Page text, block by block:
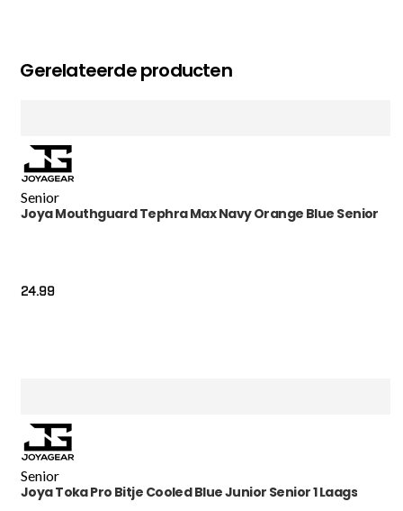
Gerelateerde producten
Senior
Joya Mouthguard Tephra Max Navy Orange Blue Senior
24.99
Senior
Joya Toka Pro Bitje Cooled Blue Junior Senior 1 Laags